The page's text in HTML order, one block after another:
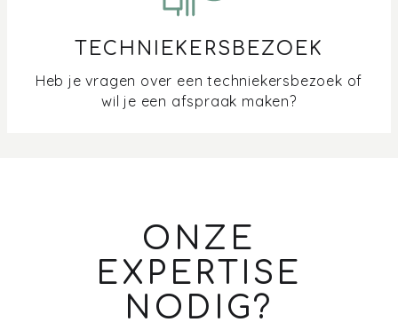
TECHNIEKERSBEZOEK
Heb je vragen over een techniekersbezoek of
wil je een afspraak maken?
ONZE
EXPERTISE
NODIG?